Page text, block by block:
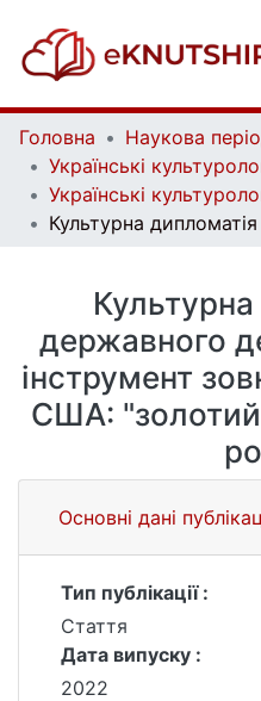
Головна
державного
інструмент
США: "золотий
Основні дані
Тип публікації :
Стаття
Дата випуску :
2022